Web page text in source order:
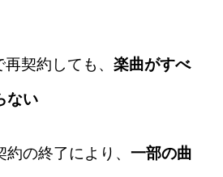
再契約しても、楽曲がすべ
ない
約の終了により、一部の曲